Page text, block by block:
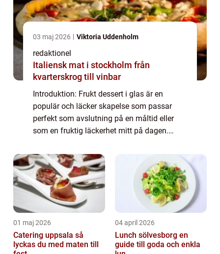
03 maj 2026 Viktoria Uddenholm
redaktionel
Italiensk mat i stockholm från
kvarterskrog till vinbar
Introduktion: Frukt dessert i glas är en
populär och läcker skapelse som passar
perfekt som avslutning på en måltid eller
som en fruktig läckerhet mitt på dagen.
översikt över frukt dessert i glas, presentera
o...
01 maj 2026
Catering uppsala så
lyckas du med maten till
04 april 2026
Lunch sölvesborg en
guide till goda och enkla